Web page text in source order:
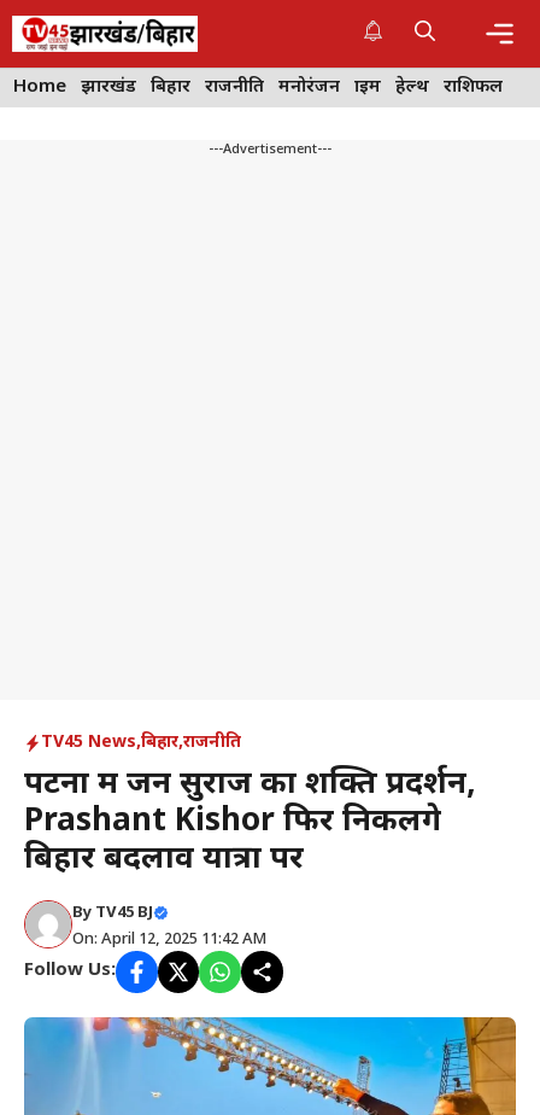
Skip
content
Home झारखंड बिहार राजनीति मनोरंजन क्राइम हेल्थ राशिफल
---Advertisement---
TV45 News,बिहार,राजनीति
पटना में जन सुराज का शक्ति प्रदर्शन,
Prashant Kishor फिर निकलेंगे
बिहार बदलाव यात्रा पर
By TV45 BJ
On: April 12, 2025 11:42 AM
Follow Us: